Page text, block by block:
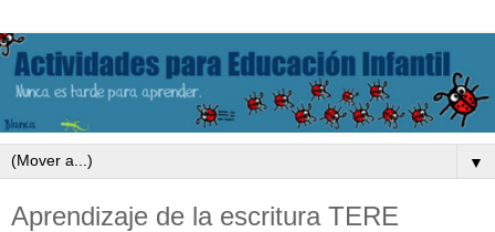
▼
Aprendizaje de la escritura TERE